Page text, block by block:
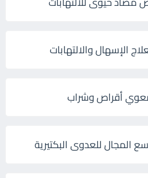
الإسهال والالتهابات
للعدوى البكتيرية